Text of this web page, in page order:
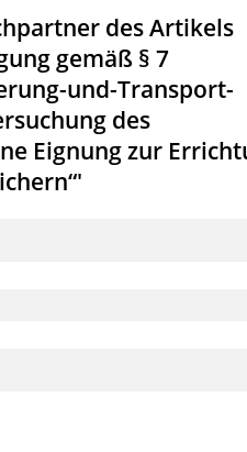
des Artikels
gemäß § 7
und-Transport-
des
Eignung zur